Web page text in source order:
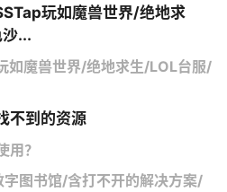
玩如魔兽世界/绝地求
...
如魔兽世界/绝地求生/LOL台服/
不到的资源
用？
图书馆/含打不开的解决方案/